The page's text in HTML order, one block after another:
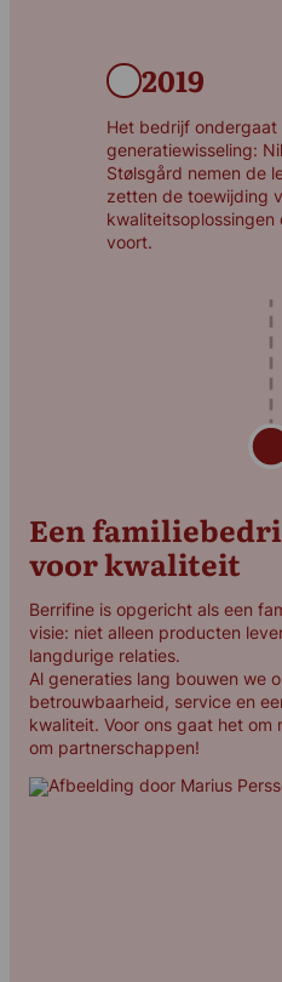
2019
Het bedrijf ondergaat
generatiewisseling:
Stølsgård nemen de
zetten de toewijding
voort.
Een
voor kwaliteit
Berrifine is opgericht als een
visie: niet alleen producten
langdurige relaties.
Al generaties lang bouwen we
betrouwbaarheid, service en
kwaliteit. Voor ons gaat het
om partnerschappen!